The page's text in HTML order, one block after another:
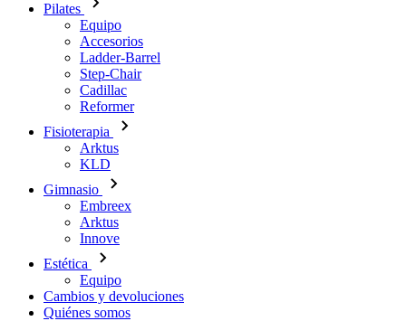
Pilates
Equipo
Accesorios
Ladder-Barrel
Step-Chair
Cadillac
Reformer
Fisioterapia
Arktus
KLD
Gimnasio
Embreex
Arktus
Innove
Estética
Equipo
Cambios y devoluciones
Quiénes somos